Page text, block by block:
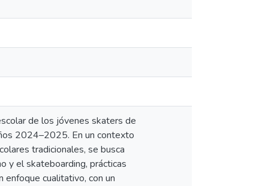
de los jóvenes skaters de
2024–2025. En un contexto
tradicionales, se busca
y el skateboarding, prácticas
cualitativo, con un